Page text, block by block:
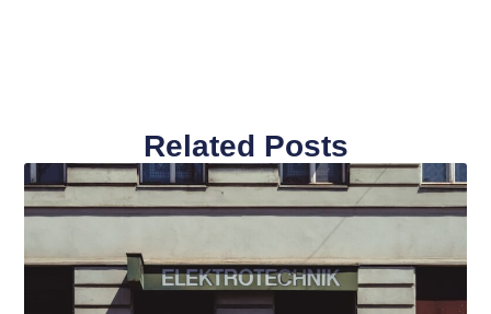
Related Posts